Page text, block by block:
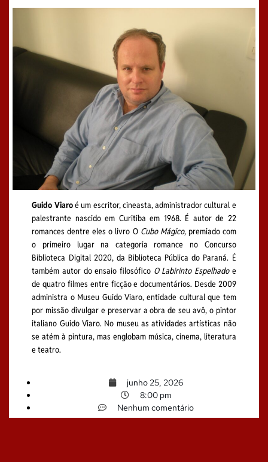
Guido Viaroé um escritor, cineasta, administrador cultural e
palestrante nascido em Curitiba em 1968. É autor de 22
romances dentre eles o livro O Cubo Mágico, premiado com
o primeiro lugar na categoria romance no Concurso
Biblioteca Digital 2020, da Biblioteca Pública do Paraná. É
também autor do ensaio filosófico O Labirinto Espelhadoe
de quatro filmes entre ficção e documentários. Desde 2009
administra o Museu Guido Viaro, entidade cultural que tem
por missão divulgar e preservar a obra de seu avô, o pintor
italiano Guido Viaro. No museu as atividades artísticas não
se atém à pintura, mas englobam música, cinema, literatura
e teatro.
junho 25, 2026
8:00 pm
Nenhum comentário